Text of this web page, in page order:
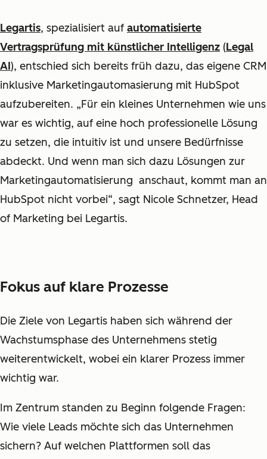
Legartis, spezialisiert auf automatisierte
Vertragsprüfung mit künstlicher Intelligenz (Legal
AI), entschied sich bereits früh dazu, das eigene CRM
inklusive Marketingautomasierung mit HubSpot
aufzubereiten. „Für ein kleines Unternehmen wie uns
war es wichtig, auf eine hoch professionelle Lösung
zu setzen, die intuitiv ist und unsere Bedürfnisse
abdeckt. Und wenn man sich dazu Lösungen zur
Marketingautomatisierung anschaut, kommt man an
HubSpot nicht vorbei“, sagt Nicole Schnetzer, Head
of Marketing bei Legartis.
Fokus auf klare Prozesse
Die Ziele von Legartis haben sich während der
Wachstumsphase des Unternehmens stetig
weiterentwickelt, wobei ein klarer Prozess immer
wichtig war.
Im Zentrum standen zu Beginn folgende Fragen:
Wie viele Leads möchte sich das Unternehmen
sichern? Auf welchen Plattformen soll das